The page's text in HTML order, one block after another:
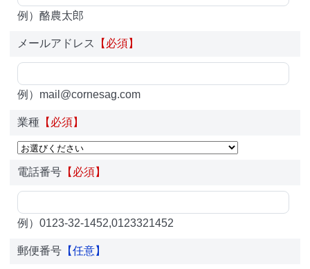
例）酪農太郎
メールアドレス 【必須】
例）mail@cornesag.com
業種【必須】
電話番号【必須】
例）0123-32-1452,0123321452
郵便番号【任意】